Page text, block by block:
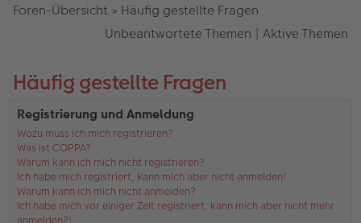
Foren-Übersicht » Häufig gestellte Fragen
Unbeantwortete Themen | Aktive Themen
Häufig gestellte Fragen
Registrierung und Anmeldung
Wozu muss ich mich registrieren?
Was ist COPPA?
Warum kann ich mich nicht registrieren?
Ich habe mich registriert, kann mich aber nicht anmelden!
Warum kann ich mich nicht anmelden?
Ich habe mich vor einiger Zeit registriert, kann mich aber nicht mehr
anmelden?!